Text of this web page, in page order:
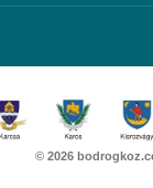
© 2026